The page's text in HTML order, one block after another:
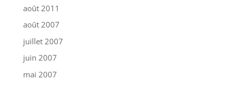
août 2011
août 2007
juillet 2007
juin 2007
mai 2007